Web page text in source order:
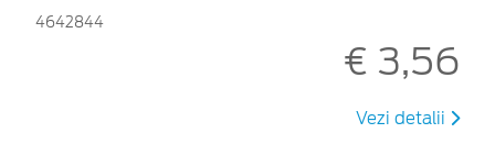
4642844
€ 3,56
Vezi detalii